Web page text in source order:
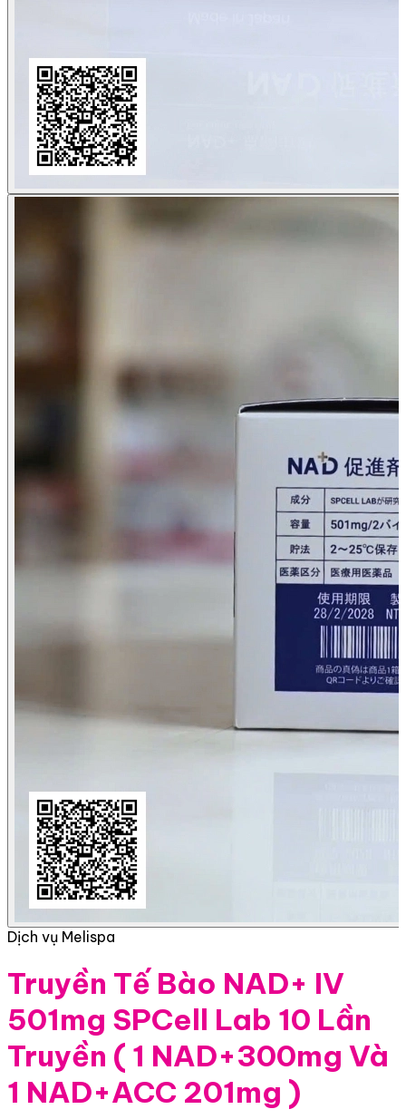
Dịch vụ Melispa
Truyền Tế Bào NAD+ IV
501mg SPCell Lab 10 Lần
Truyền ( 1 NAD+300mg Và
1 NAD+ACC 201mg )